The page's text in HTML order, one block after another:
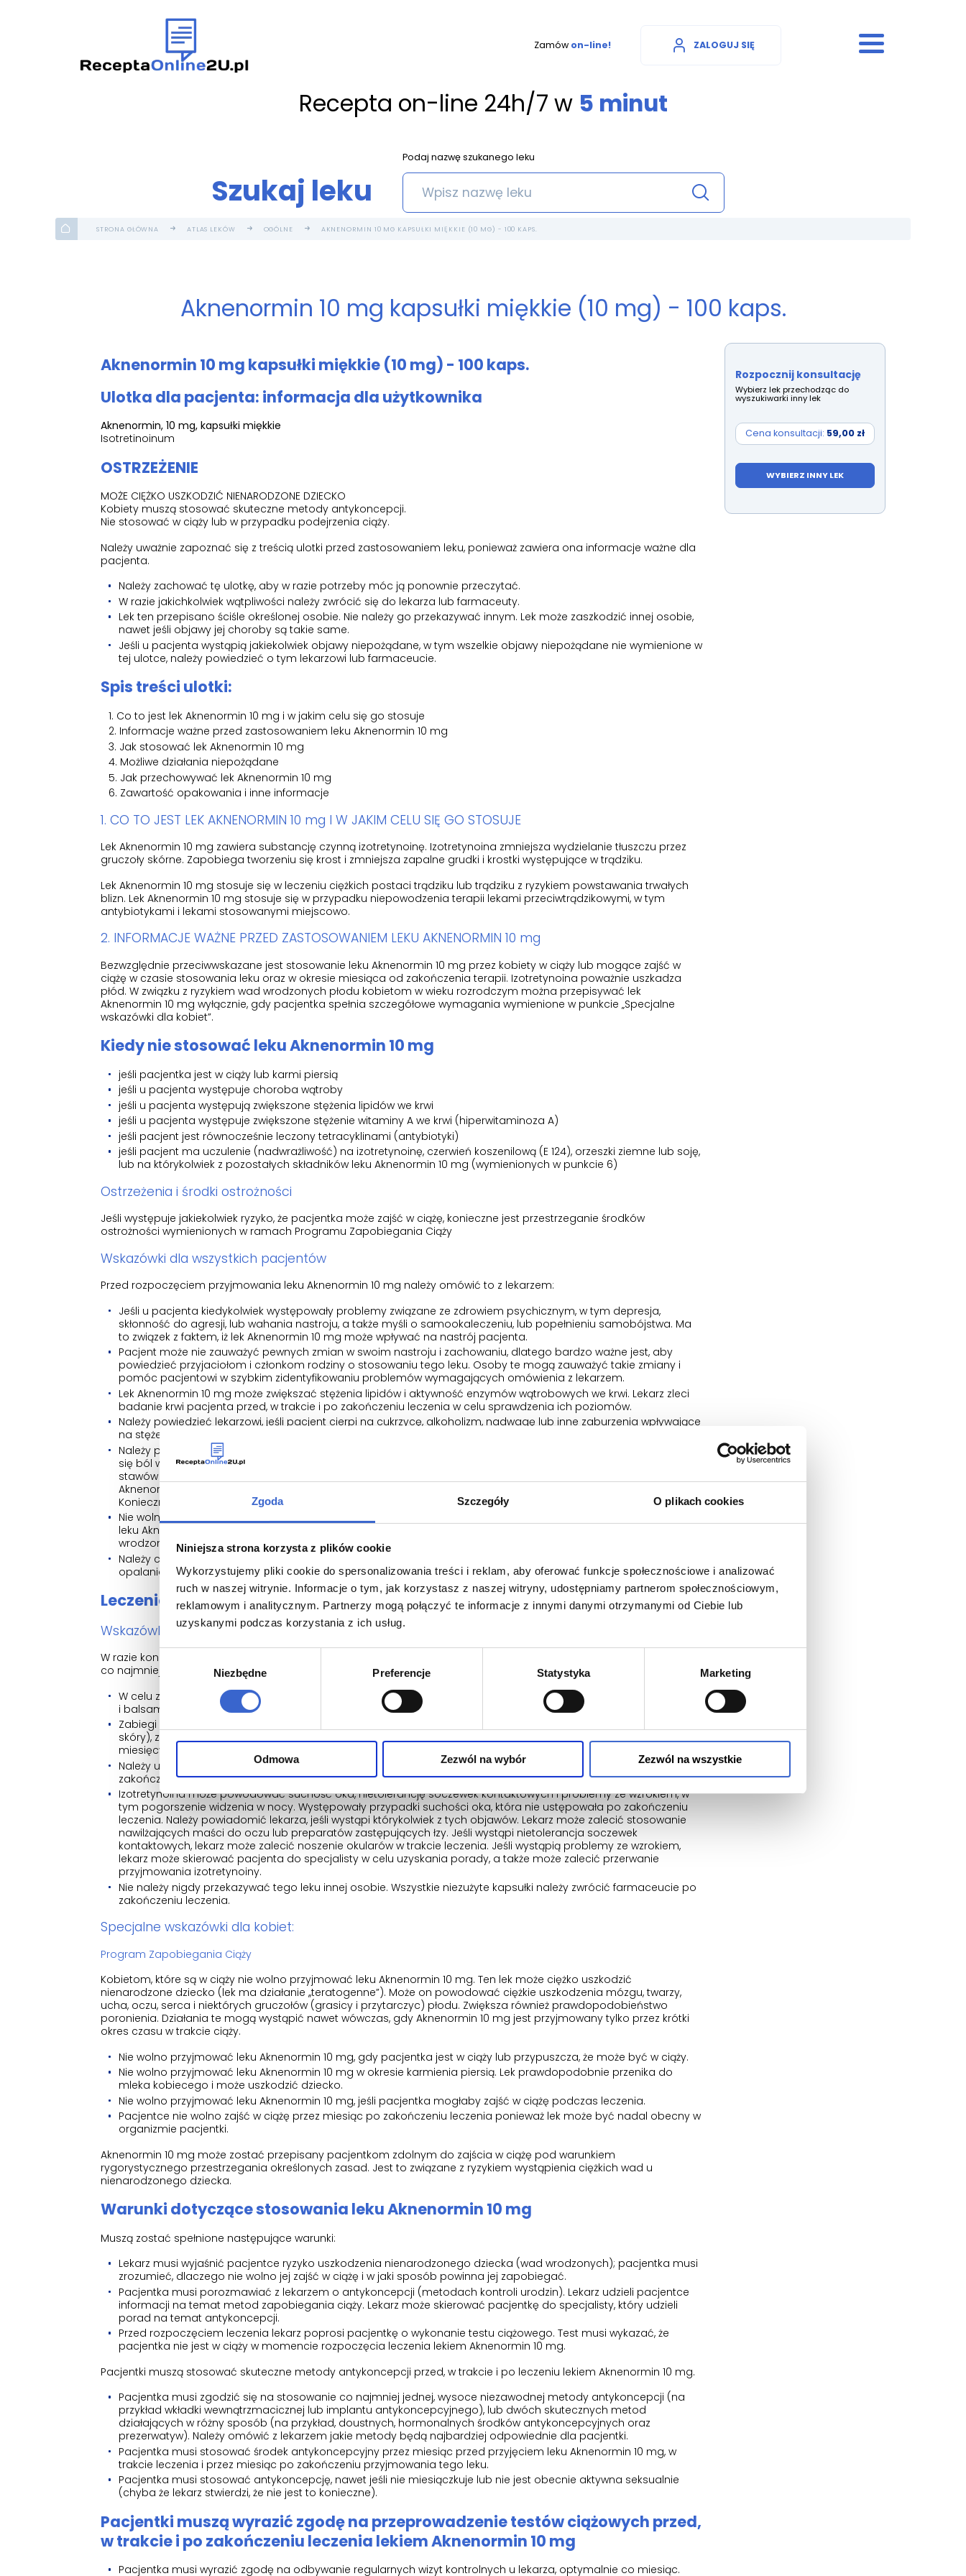
Zgoda Szczegóły O plikach cookies
Niniejsza strona korzysta z plików cookie
Wykorzystujemy pliki cookie do spersonalizowania treści i reklam, aby oferować funkcje społecznościowe i analizować
ruch w naszej witrynie. Informacje o tym, jak korzystasz z naszej witryny, udostępniamy partnerom społecznościowym,
reklamowym i analitycznym. Partnerzy mogą połączyć te informacje z innymi danymi otrzymanymi od Ciebie lub
uzyskanymi podczas korzystania z ich usług.
Niezbędne Preferencje Statystyka Marketing
Odmowa Zezwól na wybór Zezwól na wszystkie
Zamów on-line! ZALOGUJ SIĘ
Recepta on-line 24h/7 w 5 minut
Szukaj leku
Podaj nazwę szukanego leku
STRONA GŁÓWNA ATLAS LEKÓW OGÓLNE AKNENORMIN 10 MG KAPSUŁKI MIĘKKIE (10 MG) - 100 KAPS.
Aknenormin 10 mg kapsułki miękkie (10 mg) - 100 kaps.
Aknenormin 10 mg kapsułki miękkie (10 mg) - 100 kaps.
Ulotka dla pacjenta: informacja dla użytkownika
Aknenormin, 10 mg, kapsułki miękkie
Isotretinoinum
OSTRZEŻENIE
MOŻE CIĘŻKO USZKODZIĆ NIENARODZONE DZIECKO
Kobiety muszą stosować skuteczne metody antykoncepcji.
Nie stosować w ciąży lub w przypadku podejrzenia ciąży.
Należy uważnie zapoznać się z treścią ulotki przed zastosowaniem leku, ponieważ zawiera ona informacje ważne dla
pacjenta.
Należy zachować tę ulotkę, aby w razie potrzeby móc ją ponownie przeczytać.
W razie jakichkolwiek wątpliwości należy zwrócić się do lekarza lub farmaceuty.
Lek ten przepisano ściśle określonej osobie. Nie należy go przekazywać innym. Lek może zaszkodzić innej osobie,
nawet jeśli objawy jej choroby są takie same.
Jeśli u pacjenta wystąpią jakiekolwiek objawy niepożądane, w tym wszelkie objawy niepożądane nie wymienione w
tej ulotce, należy powiedzieć o tym lekarzowi lub farmaceucie.
Spis treści ulotki:
Co to jest lek Aknenormin 10 mg i w jakim celu się go stosuje
Informacje ważne przed zastosowaniem leku Aknenormin 10 mg
Jak stosować lek Aknenormin 10 mg
Możliwe działania niepożądane
Jak przechowywać lek Aknenormin 10 mg
Zawartość opakowania i inne informacje
1. CO TO JEST LEK AKNENORMIN 10 mg I W JAKIM CELU SIĘ GO STOSUJE
Lek Aknenormin 10 mg zawiera substancję czynną izotretynoinę. Izotretynoina zmniejsza wydzielanie tłuszczu przez
gruczoły skórne. Zapobiega tworzeniu się krost i zmniejsza zapalne grudki i krostki występujące w trądziku.
Lek Aknenormin 10 mg stosuje się w leczeniu ciężkich postaci trądziku lub trądziku z ryzykiem powstawania trwałych
blizn. Lek Aknenormin 10 mg stosuje się w przypadku niepowodzenia terapii lekami przeciwtrądzikowymi, w tym
antybiotykami i lekami stosowanymi miejscowo.
2. INFORMACJE WAŻNE PRZED ZASTOSOWANIEM LEKU AKNENORMIN 10 mg
Bezwzględnie przeciwwskazane jest stosowanie leku Aknenormin 10 mg przez kobiety w ciąży lub mogące zajść w
ciążę w czasie stosowania leku oraz w okresie miesiąca od zakończenia terapii. Izotretynoina poważnie uszkadza
płód. W związku z ryzykiem wad wrodzonych płodu kobietom w wieku rozrodczym można przepisywać lek
Aknenormin 10 mg wyłącznie, gdy pacjentka spełnia szczegółowe wymagania wymienione w punkcie „Specjalne
wskazówki dla kobiet”.
Kiedy nie stosować leku Aknenormin 10 mg
jeśli pacjentka jest w ciąży lub karmi piersią
jeśli u pacjenta występuje choroba wątroby
jeśli u pacjenta występują zwiększone stężenia lipidów we krwi
jeśli u pacjenta występuje zwiększone stężenie witaminy A we krwi (hiperwitaminoza A)
jeśli pacjent jest równocześnie leczony tetracyklinami (antybiotyki)
jeśli pacjent ma uczulenie (nadwrażliwość) na izotretynoinę, czerwień koszenilową (E 124), orzeszki ziemne lub soję,
lub na którykolwiek z pozostałych składników leku Aknenormin 10 mg (wymienionych w punkcie 6)
Ostrzeżenia i środki ostrożności
Jeśli występuje jakiekolwiek ryzyko, że pacjentka może zajść w ciążę, konieczne jest przestrzeganie środków
ostrożności wymienionych w ramach Programu Zapobiegania Ciąży
Wskazówki dla wszystkich pacjentów
Przed rozpoczęciem przyjmowania leku Aknenormin 10 mg należy omówić to z lekarzem:
Jeśli u pacjenta kiedykolwiek występowały problemy związane ze zdrowiem psychicznym, w tym depresja,
skłonność do agresji, lub wahania nastroju, a także myśli o samookaleczeniu, lub popełnieniu samobójstwa. Ma
to związek z faktem, iż lek Aknenormin 10 mg może wpływać na nastrój pacjenta.
Pacjent może nie zauważyć pewnych zmian w swoim nastroju i zachowaniu, dlatego bardzo ważne jest, aby
powiedzieć przyjaciołom i członkom rodziny o stosowaniu tego leku. Osoby te mogą zauważyć takie zmiany i
pomóc pacjentowi w szybkim zidentyfikowaniu problemów wymagających omówienia z lekarzem.
Lek Aknenormin 10 mg może zwiększać stężenia lipidów i aktywność enzymów wątrobowych we krwi. Lekarz zleci
badanie krwi pacjenta przed, w trakcie i po zakończeniu leczenia w celu sprawdzenia ich poziomów.
Należy powiedzieć lekarzowi, jeśli pacjent cierpi na cukrzycę, alkoholizm, nadwagę lub inne zaburzenia wpływające
na stężenia lipidów we krwi. Może być konieczne częstsze monitorowanie stężeń lipidów i cukru we krwi.
Należy porozmawiać z lekarzem, jeśli podczas leczenia lekiem Aknenormin 10 mg u pacjenta wystąpi utrzymujący
się ból w dolnej części pleców lub w obrębie pośladków. Objawy te mogą świadczyć o występowaniu zapalenia
stawów krzyżowo-biodrowych, rodzaju bólu pleców o podłożu zapalnym. Lekarz może przerwać leczenie lekiem
Aknenormin 10 mg i skierować pacjenta do specjalisty w celu leczenia bólu pleców o podłożu zapalnym.
Konieczna może być dalsza ocena, w tym badania obrazowe, takie jak rezonans magnetyczny.
Nie wolno być dawcą krwi podczas przyjmowania tego leku, ani w ciągu miesiąca po zaprzestaniu przyjmowania
leku Aknenormin 10 mg. Jeśli krew pacjenta otrzyma kobieta w ciąży, może ona urodzić dziecko z wadami
wrodzonymi.
Należy chronić skórę przed intensywnym światłem słonecznym lub promieniowaniem ultrafioletowym (lampy do
opalania lub łóżka do opalania).
Leczenie izotretynoiną - wskazówki i ochrona przed działaniami ubocznymi
Wskazówki ogólne:
W razie konieczności należy stosować środki zawierające filtry UV o wartości współczynnika ochrony przed światłem
co najmniej 15.
W celu zapobiegania wysychaniu i bolesności ust i skóry należy od początku leczenia stosować krem nawilżający
i balsam do ust.
Zabiegi kosmetyczne takie jak chemiczne złuszczanie skóry lub dermabrazja (usuwanie wierzchnich warstw
skóry), zabiegi laserowe i przekłuwanie skóry nie powinny być wykonywane w okresie leczenia oraz do 5-6
miesięcy po jego zakończeniu.
Należy unikać stosowania produktów z woskiem do depilacji (usuwania) włosów przez co najmniej 6 miesięcy po
zakończeniu leczenia, ponieważ istnieje ryzyko zerwania także naskórka.
Izotretynoina może powodować suchość oka, nietolerancję soczewek kontaktowych i problemy ze wzrokiem, w
tym pogorszenie widzenia w nocy. Występowały przypadki suchości oka, która nie ustępowała po zakończeniu
leczenia. Należy powiadomić lekarza, jeśli wystąpi którykolwiek z tych objawów. Lekarz może zalecić stosowanie
nawilżających maści do oczu lub preparatów zastępujących łzy. Jeśli wystąpi nietolerancja soczewek
kontaktowych, lekarz może zalecić noszenie okularów w trakcie leczenia. Jeśli wystąpią problemy ze wzrokiem,
lekarz może skierować pacjenta do specjalisty w celu uzyskania porady, a także może zalecić przerwanie
przyjmowania izotretynoiny.
Nie należy nigdy przekazywać tego leku innej osobie. Wszystkie niezużyte kapsułki należy zwrócić farmaceucie po
zakończeniu leczenia.
Specjalne wskazówki dla kobiet:
Program Zapobiegania Ciąży
Kobietom, które są w ciąży nie wolno przyjmować leku Aknenormin 10 mg. Ten lek może ciężko uszkodzić
nienarodzone dziecko (lek ma działanie ,,teratogenne”). Może on powodować ciężkie uszkodzenia mózgu, twarzy,
ucha, oczu, serca i niektórych gruczołów (grasicy i przytarczyc) płodu. Zwiększa również prawdopodobieństwo
poronienia. Działania te mogą wystąpić nawet wówczas, gdy Aknenormin 10 mg jest przyjmowany tylko przez krótki
okres czasu w trakcie ciąży.
Nie wolno przyjmować leku Aknenormin 10 mg, gdy pacjentka jest w ciąży lub przypuszcza, że może być w ciąży.
Nie wolno przyjmować leku Aknenormin 10 mg w okresie karmienia piersią. Lek prawdopodobnie przenika do
mleka kobiecego i może uszkodzić dziecko.
Nie wolno przyjmować leku Aknenormin 10 mg, jeśli pacjentka mogłaby zajść w ciążę podczas leczenia.
Pacjentce nie wolno zajść w ciążę przez miesiąc po zakończeniu leczenia ponieważ lek może być nadal obecny w
organizmie pacjentki.
Aknenormin 10 mg może zostać przepisany pacjentkom zdolnym do zajścia w ciążę pod warunkiem
rygorystycznego przestrzegania określonych zasad. Jest to związane z ryzykiem wystąpienia ciężkich wad u
nienarodzonego dziecka.
Warunki dotyczące stosowania leku Aknenormin 10 mg
Muszą zostać spełnione następujące warunki:
Lekarz musi wyjaśnić pacjentce ryzyko uszkodzenia nienarodzonego dziecka (wad wrodzonych); pacjentka musi
zrozumieć, dlaczego nie wolno jej zajść w ciążę i w jaki sposób powinna jej zapobiegać.
Pacjentka musi porozmawiać z lekarzem o antykoncepcji (metodach kontroli urodzin). Lekarz udzieli pacjentce
informacji na temat metod zapobiegania ciąży. Lekarz może skierować pacjentkę do specjalisty, który udzieli
porad na temat antykoncepcji.
Przed rozpoczęciem leczenia lekarz poprosi pacjentkę o wykonanie testu ciążowego. Test musi wykazać, że
pacjentka nie jest w ciąży w momencie rozpoczęcia leczenia lekiem Aknenormin 10 mg.
Pacjentki muszą stosować skuteczne metody antykoncepcji przed, w trakcie i po leczeniu lekiem Aknenormin 10 mg.
Pacjentka musi zgodzić się na stosowanie co najmniej jednej, wysoce niezawodnej metody antykoncepcji (na
przykład wkładki wewnątrzmacicznej lub implantu antykoncepcyjnego), lub dwóch skutecznych metod
działających w różny sposób (na przykład, doustnych, hormonalnych środków antykoncepcyjnych oraz
prezerwatyw). Należy omówić z lekarzem jakie metody będą najbardziej odpowiednie dla pacjentki.
Pacjentka musi stosować środek antykoncepcyjny przez miesiąc przed przyjęciem leku Aknenormin 10 mg, w
trakcie leczenia i przez miesiąc po zakończeniu przyjmowania tego leku.
Pacjentka musi stosować antykoncepcję, nawet jeśli nie miesiączkuje lub nie jest obecnie aktywna seksualnie
(chyba że lekarz stwierdzi, że nie jest to konieczne).
Pacjentki muszą wyrazić zgodę na przeprowadzenie testów ciążowych przed,
w trakcie i po zakończeniu leczenia lekiem Aknenormin 10 mg
Pacjentka musi wyrazić zgodę na odbywanie regularnych wizyt kontrolnych u lekarza, optymalnie co miesiąc.
Rozpocznij konsultację
Wybierz lek przechodząc do
wyszukiwarki inny lek
Cena konsultacji: 59,00 zł
WYBIERZ INNY LEK